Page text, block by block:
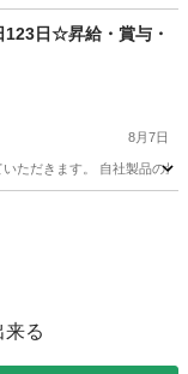
123日☆昇給・賞与・
8月7日
いただきます。 自社製品
来る